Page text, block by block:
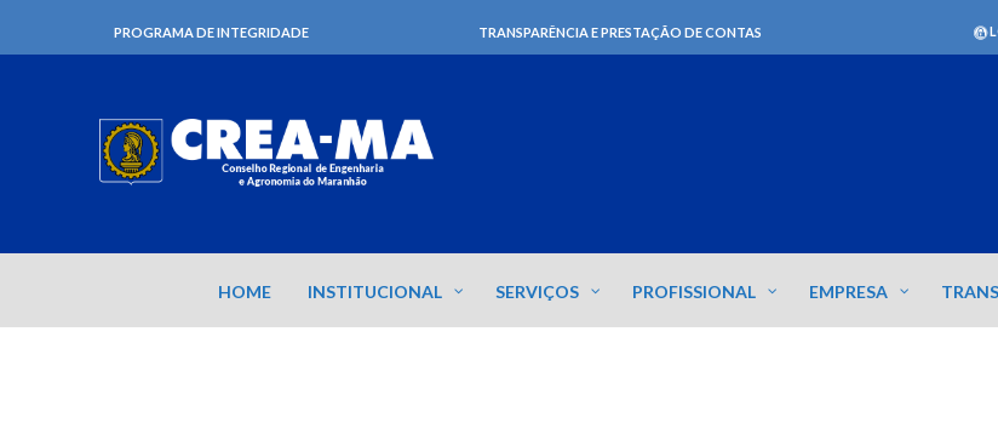
PROGRAMA DE INTEGRIDADE TRANSPARÊNCIA E PRESTAÇÃO DE CONTAS
HOME INSTITUCIONAL SERVIÇOS PROFISSIONAL EMPRESA